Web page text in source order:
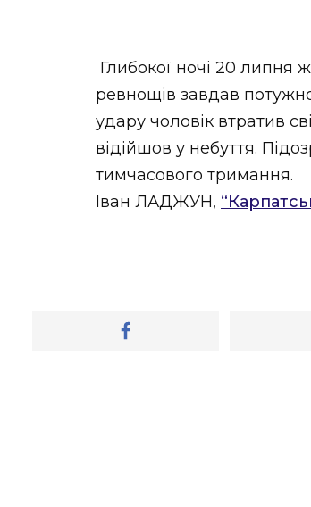
ФОТО
ВІДЕО
Глибокої ночі 20 липня
ревнощів завдав
удару чоловік втратив
відійшов у небуття.
тимчасового тримання.
Іван ЛАДЖУН,